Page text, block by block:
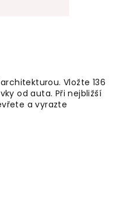
Vložte 136
od auta. Při nejbližší
a vyrazte